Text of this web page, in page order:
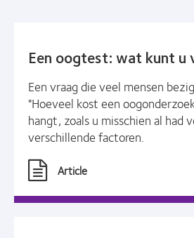
Een oogtest: wat kunt u
Een vraag die veel mensen
"Hoeveel kost een
hangt, zoals u misschien al had
verschillende factoren.
Article